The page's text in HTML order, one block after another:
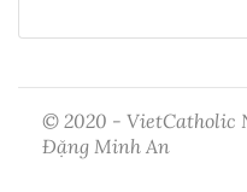
© 2020 - VietCatholic
Đặng Minh An